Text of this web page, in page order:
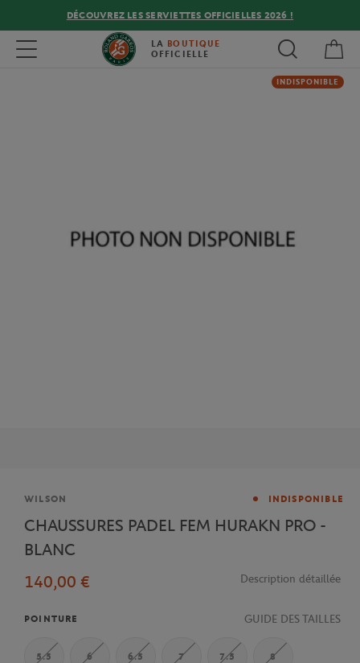
DÉCOUVREZ LES SERVIETTES OFFICIELLES 2026 !
Toggle navigation LA BOUTIQUE
OFFICIELLE
INDISPONIBLE
Marque
WILSON INDISPONIBLE
CHAUSSURES PADEL FEM HURAKN PRO -
BLANC
140,00 €
Description détaillée
POINTURE GUIDE DES TAILLES
5.5 6 6.5 7 7.5 8